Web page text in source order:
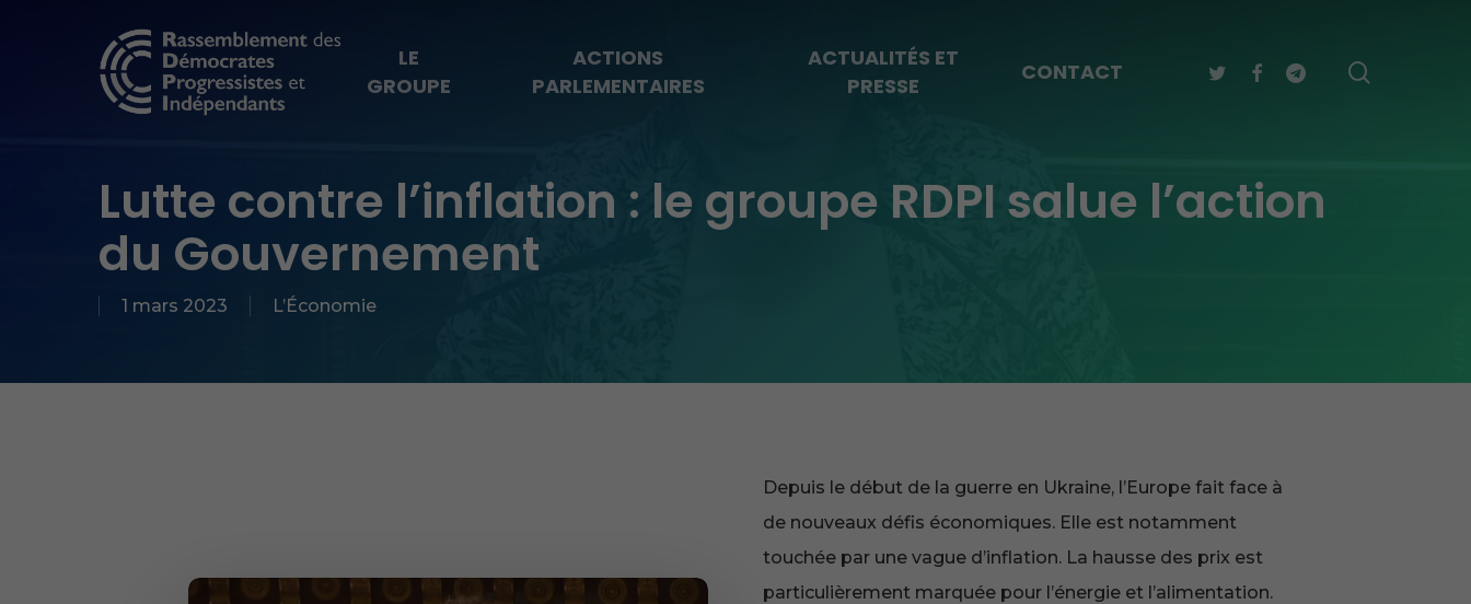
Hit enter to search or ESC to close
LE
GROUPE
ACTIONS
PARLEMENTAIRES
ACTUALITÉS ET
PRESSE
CONTACT TWITTERFACEBOOK
TELEGRAM
Lutte contre l’inflation : le groupe RDPI salue l’action
du Gouvernement
1 mars 2023 L’Économie
Depuis le début de la guerre en Ukraine, l’Europe fait face à
de nouveaux défis économiques. Elle est notamment
touchée par une vague d’inflation. La hausse des prix est
particulièrement marquée pour l’énergie et l’alimentation.